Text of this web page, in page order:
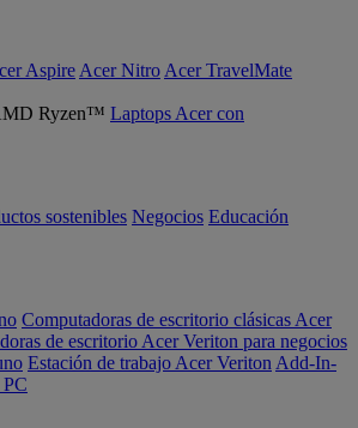
Aspire Acer Nitro Acer TravelMate
Laptops Acer con
sostenibles Negocios Educación
Computadoras de escritorio clásicas Acer
de escritorio Acer Veriton para negocios
Estación de trabajo Acer Veriton Add-In-